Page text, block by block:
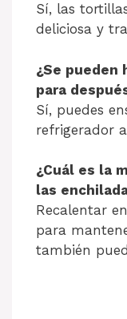
Sí, las
deliciosa y
¿Se pueden
para
Sí, puedes
refrigerador
¿Cuál es la
las
Recalentar
para
también